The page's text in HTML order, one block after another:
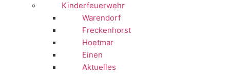
Kinderfeuerwehr
Warendorf
Freckenhorst
Hoetmar
Einen
Aktuelles